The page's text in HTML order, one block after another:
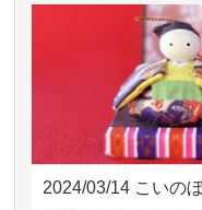
2026/08/02 11:15
2026/08/02 10:39
2026/08/02 09:15
2026/08/02 06:46
2026/08/01 19:28
NEW
様子から、大切...
2026/07/25供養の
も丁寧に説...
2026/07/18 つい先
2024/03/14 こいの